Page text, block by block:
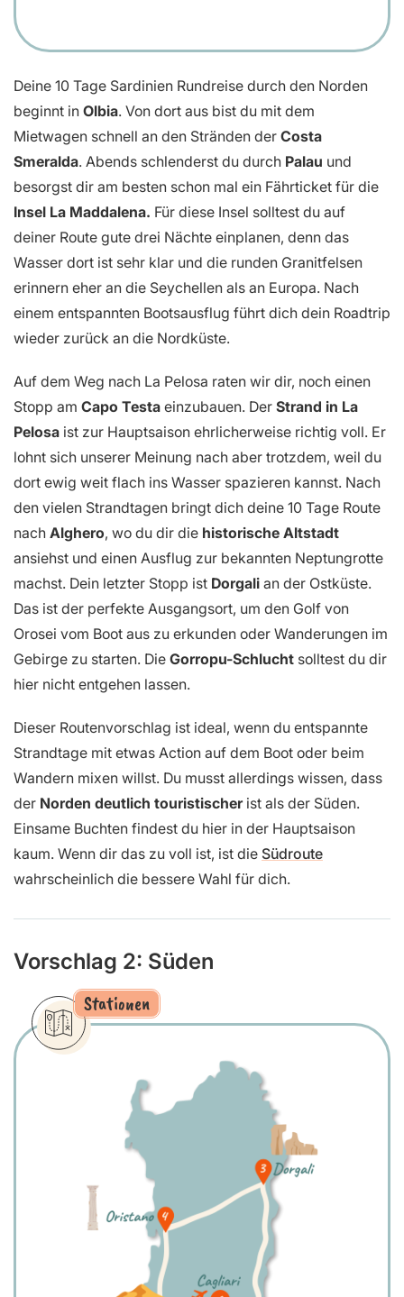
Deine 10 Tage Sardinien Rundreise durch den Norden
beginnt in Olbia. Von dort aus bist du mit dem
Mietwagen schnell an den Stränden der Costa
Smeralda. Abends schlenderst du durch Palau und
besorgst dir am besten schon mal ein Fährticket für die
Insel La Maddalena. Für diese Insel solltest du auf
deiner Route gute drei Nächte einplanen, denn das
Wasser dort ist sehr klar und die runden Granitfelsen
erinnern eher an die Seychellen als an Europa. Nach
einem entspannten Bootsausflug führt dich dein Roadtrip
wieder zurück an die Nordküste.
Auf dem Weg nach La Pelosa raten wir dir, noch einen
Stopp am Capo Testa einzubauen. Der Strand in La
Pelosa ist zur Hauptsaison ehrlicherweise richtig voll. Er
lohnt sich unserer Meinung nach aber trotzdem, weil du
dort ewig weit flach ins Wasser spazieren kannst. Nach
den vielen Strandtagen bringt dich deine 10 Tage Route
nach Alghero, wo du dir die historische Altstadt
ansiehst und einen Ausflug zur bekannten Neptungrotte
machst. Dein letzter Stopp ist Dorgali an der Ostküste.
Das ist der perfekte Ausgangsort, um den Golf von
Orosei vom Boot aus zu erkunden oder Wanderungen im
Gebirge zu starten. Die Gorropu-Schlucht solltest du dir
hier nicht entgehen lassen.
Dieser Routenvorschlag ist ideal, wenn du entspannte
Strandtage mit etwas Action auf dem Boot oder beim
Wandern mixen willst. Du musst allerdings wissen, dass
der Norden deutlich touristischerist als der Süden.
Einsame Buchten findest du hier in der Hauptsaison
kaum. Wenn dir das zu voll ist, ist die Südroute
wahrscheinlich die bessere Wahl für dich.
Vorschlag 2: Süden
Stationen